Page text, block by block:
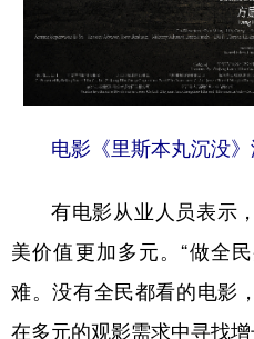
电影《里斯本丸沉没
有电影从业人员表示
美价值更加多元。“做全
难。没有全民都看的电影
在多元的观影需求中寻找增